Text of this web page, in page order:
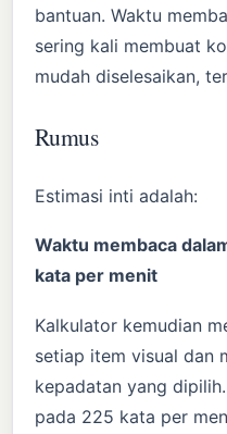
bantuan. Waktu
sering kali membuat
mudah diselesaikan,
Rumus
Estimasi inti adalah:
Waktu membaca
kata per menit
Kalkulator kemudian
setiap item visual dan
kepadatan yang
pada 225 kata per